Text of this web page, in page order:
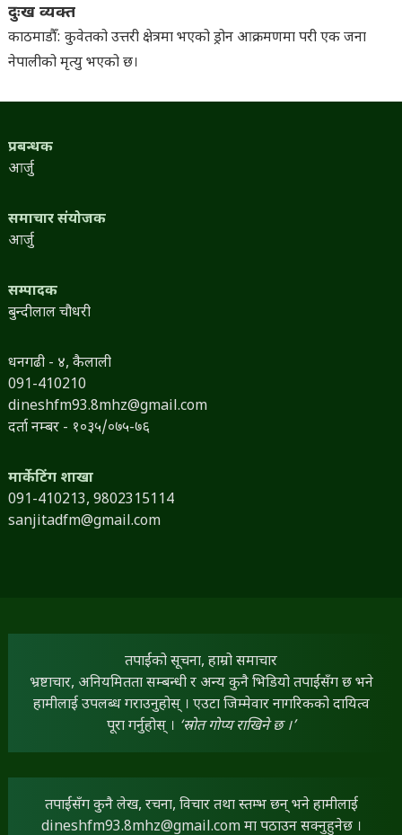
दुःख व्यक्त
काठमाडौँ: कुवेतको उत्तरी क्षेत्रमा भएको ड्रोन आक्रमणमा परी एक जना
नेपालीको मृत्यु भएको छ।
प्रबन्धक
आर्जु
समाचार संयोजक
आर्जु
सम्पादक
बुन्दीलाल चौधरी
धनगढी - ४, कैलाली
091-410210
dineshfm93.8mhz@gmail.com
दर्ता नम्बर - १०३५/०७५-७६
मार्केटिंग शाखा
091-410213, 9802315114
sanjitadfm@gmail.com
तपाईंको सूचना, हाम्रो समाचार
भ्रष्टाचार, अनियमितता सम्बन्धी र अन्य कुनै भिडियो तपाईंसँग छ भने
हामीलाई उपलब्ध गराउनुहोस् । एउटा जिम्मेवार नागरिकको दायित्व
पूरा गर्नुहोस् । ‘स्रोत गोप्य राखिने छ ।’
तपाईंसँग कुनै लेख, रचना, विचार तथा स्तम्भ छन् भने हामीलाई
dineshfm93.8mhz@gmail.comमा पठाउन सक्नुहुनेछ ।